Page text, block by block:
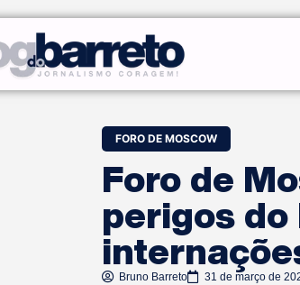
FORO DE MOSCOW
Foro de
perigos do
Bruno Barreto 31 de março de